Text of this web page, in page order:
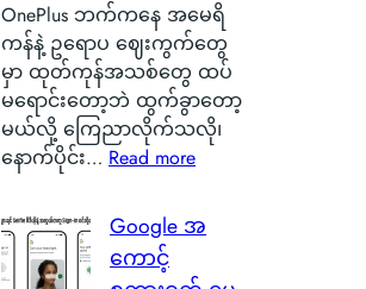
ာ
င်
အ
မှ
န်
တ
ယ်
ပျံ
သ
ဆို
တ
ာ
ဘ
ာ
လဲ
ဒ
ါ
ဟ
ကြေ
ာ
င်
း
သ
က်
လို့
ရ
OnePlus ဘက်ကနေ အမေရိ
ကန်နဲ့ ဥရောပ ဈေးကွက်တွေ
မှာ ထုတ်ကုန်အသစ်တွေ ထပ်
မရောင်းတော့ဘဲ ထွက်ခွာတော့
မယ်လို့ ကြေညာလိုက်သလို၊
နောက်ပိုင်း… Read more:
y
g
Google အ
ကောင့်